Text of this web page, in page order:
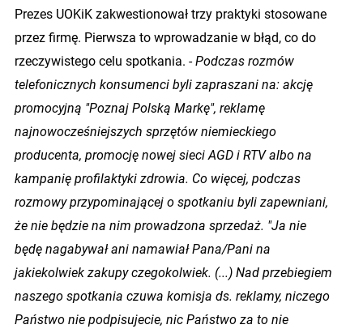
Prezes UOKiK zakwestionował trzy praktyki stosowane
przez firmę. Pierwsza to wprowadzanie w błąd, co do
rzeczywistego celu spotkania. -Podczas rozmów
telefonicznych konsumenci byli zapraszani na: akcję
promocyjną "Poznaj Polską Markę", reklamę
najnowocześniejszych sprzętów niemieckiego
producenta, promocję nowej sieci AGD i RTV albo na
kampanię profilaktyki zdrowia. Co więcej, podczas
rozmowy przypominającej o spotkaniu byli zapewniani,
że nie będzie na nim prowadzona sprzedaż. "Ja nie
będę nagabywał ani namawiał Pana/Pani na
jakiekolwiek zakupy czegokolwiek. (...) Nad przebiegiem
naszego spotkania czuwa komisja ds. reklamy, niczego
Państwo nie podpisujecie, nic Państwo za to nie